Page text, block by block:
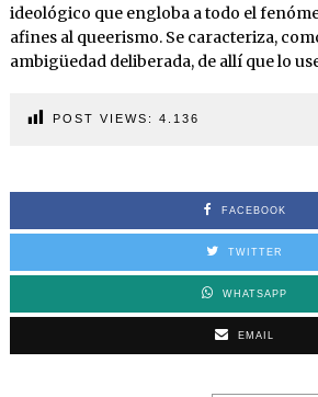
ideológico que engloba a todo el
afines al queerismo. Se caracteriza,
ambigüedad deliberada, de allí que lo
POST VIEWS: 4.136
FACEBOOK
TWITTER
WHATSAPP
EMAIL